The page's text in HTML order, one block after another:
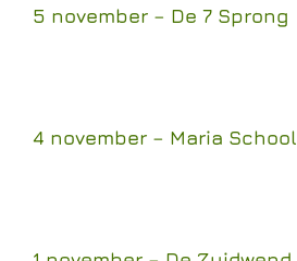
5 november – De 7 Sprong
4 november – Maria School